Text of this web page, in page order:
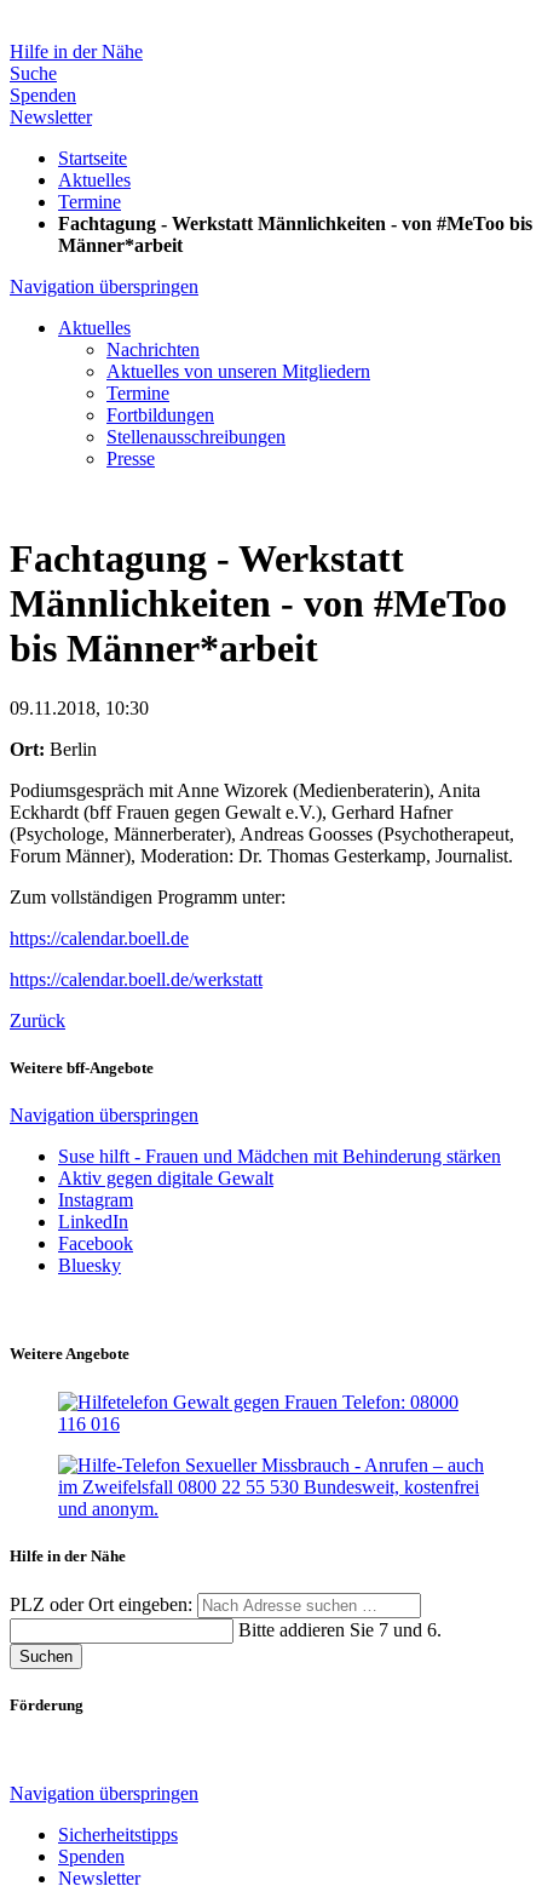
Hilfe in der Nähe
Suche
Spenden
Newsletter
Startseite
Aktuelles
Termine
Fachtagung - Werkstatt Männlichkeiten - von #MeToo bis
Männer*arbeit
Navigation überspringen
Aktuelles
Nachrichten
Aktuelles von unseren Mitgliedern
Termine
Fortbildungen
Stellenausschreibungen
Presse
Fachtagung - Werkstatt
Männlichkeiten - von #MeToo
bis Männer*arbeit
09.11.2018, 10:30
Ort: Berlin
Podiumsgespräch mit Anne Wizorek (Medienberaterin), Anita
Eckhardt (bff Frauen gegen Gewalt e.V.), Gerhard Hafner
(Psychologe, Männerberater), Andreas Goosses (Psychotherapeut,
Forum Männer), Moderation: Dr. Thomas Gesterkamp, Journalist.
Zum vollständigen Programm unter:
https://calendar.boell.de
https://calendar.boell.de/werkstatt
Zurück
Weitere bff-Angebote
Navigation überspringen
Suse hilft - Frauen und Mädchen mit Behinderung stärken
Aktiv gegen digitale Gewalt
Instagram
LinkedIn
Facebook
Bluesky
Weitere Angebote
Hilfe in der Nähe
PLZ oder Ort eingeben:
Bitte addieren Sie 7 und 6.
Suchen
Förderung
Navigation überspringen
Sicherheitstipps
Spenden
Newsletter